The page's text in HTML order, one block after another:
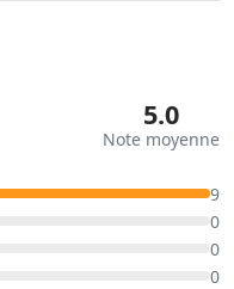
5.0
Note moyenne
9
0
0
0